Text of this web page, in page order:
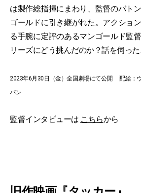
は製作総指揮にまわり、監督のバト
ゴールドに引き継がれた。アクショ
る手腕に定評のあるマンゴールド監
リーズにどう挑んだのか？話を伺った
2023年6月30日（金）全国劇場にて公開 配給：
パン
監督インタビューは こちらから